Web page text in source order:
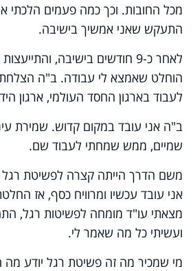
מכל החובות. וכך כמה פעמים הלכתי
התעקש שאני אמשיך בישיבה.
לאחר כ-9 חודשים בישיבה,
הוחלט שאמצא לי עבודה. ב"ה
לעבוד בארגון החסד העולמי, ארגון
ב"ה אני עובד במקום קדוש. שמירת
שמיים, ממש שמחתי לעבוד שם.
משם הדרך הייתה קצרה לפשיטת רגל
אני עובד עכשיו ומרוויח כסף, אז
מצאתי עו"ד מומחה לפשיטות רגל,
ועשיתי כל מה שאמר לי.
מי שמכיר מה זה פשיטת רגל יודע מה